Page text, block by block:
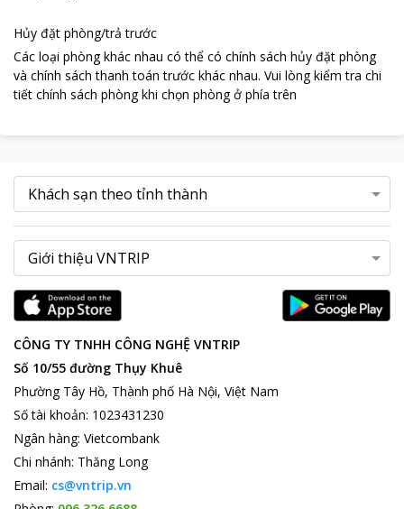
Hủy đặt phòng/trả trước
Các loại phòng khác nhau có thể có chính sách hủy đặt phòng
và chính sách thanh toán trước khác nhau. Vui lòng kiểm tra chi
tiết chính sách phòng khi chọn phòng ở phía trên
CÔNG TY TNHH CÔNG NGHỆ VNTRIP
Số 10/55 đường Thụy Khuê
Phường Tây Hồ, Thành phố Hà Nội, Việt Nam
Số tài khoản: 1023431230
Ngân hàng: Vietcombank
Chi nhánh: Thăng Long
Email: cs@vntrip.vn